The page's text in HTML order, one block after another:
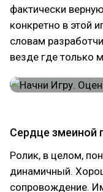
фактически
конкретно в этой
словам
везде где только
Сердце змеиной
Ролик, в целом,
динамичный.
сопровождение.